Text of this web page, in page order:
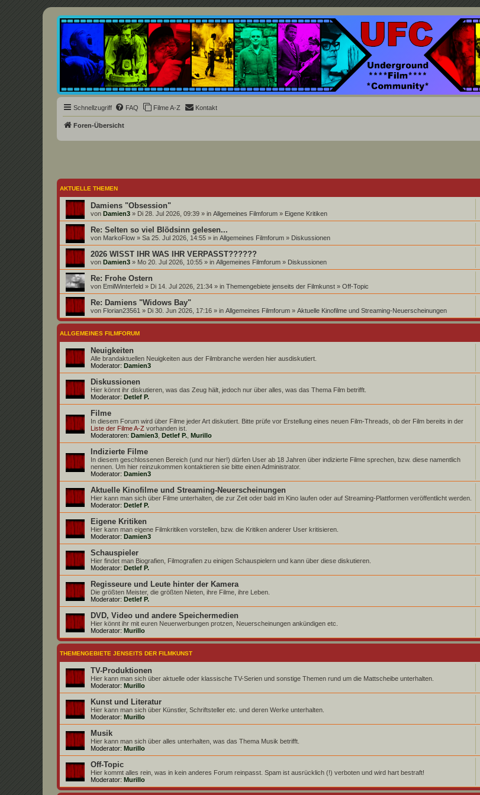
Underground Film Community
Die Underground Film Community ist ein deutschsprachiges Filmforum und ein Paradies für Cineasten und Filmsüchtige jenseits des Mainstreams.
Schnellzugriff FAQ Filme A-Z Kontakt
Foren-Übersicht
AKTUELLE THEMEN
Damiens "Obsession"
von Damien3 » Di 28. Jul 2026, 09:39 » in Allgemeines Filmforum » Eigene Kritiken
Re: Selten so viel Blödsinn gelesen...
von MarkoFlow » Sa 25. Jul 2026, 14:55 » in Allgemeines Filmforum » Diskussionen
2026 WISST IHR WAS IHR VERPASST??????
von Damien3 » Mo 20. Jul 2026, 10:55 » in Allgemeines Filmforum » Diskussionen
Re: Frohe Ostern
von EmilWinterfeld » Di 14. Jul 2026, 21:34 » in Themengebiete jenseits der Filmkunst » Off-Topic
Re: Damiens "Widows Bay"
von Florian23561 » Di 30. Jun 2026, 17:16 » in Allgemeines Filmforum » Aktuelle Kinofilme und Streaming-Neuerscheinungen
ALLGEMEINES FILMFORUM
Neuigkeiten
Alle brandaktuellen Neuigkeiten aus der Filmbranche werden hier ausdiskutiert.
Moderator: Damien3
Diskussionen
Hier könnt ihr diskutieren, was das Zeug hält, jedoch nur über alles, was das Thema Film betrifft.
Moderator: Detlef P.
Filme
In diesem Forum wird über Filme jeder Art diskutiert. Bitte prüfe vor Erstellung eines neuen Film-Threads, ob der Film bereits in der
Liste der Filme A-Z vorhanden ist.
Moderatoren: Damien3 Detlef P. Murillo
Indizierte Filme
In diesem geschlossenen Bereich (und nur hier!) dürfen User ab 18 Jahren über indizierte Filme sprechen, bzw. diese namentlich
nennen. Um hier reinzukommen kontaktieren sie bitte einen Administrator.
Moderator: Damien3
Aktuelle Kinofilme und Streaming-Neuerscheinungen
Hier kann man sich über Filme unterhalten, die zur Zeit oder bald im Kino laufen oder auf Streaming-Plattformen veröffentlicht werden.
Moderator: Detlef P.
Eigene Kritiken
Hier kann man eigene Filmkritiken vorstellen, bzw. die Kritiken anderer User kritisieren.
Moderator: Damien3
Schauspieler
Hier findet man Biografien, Filmografien zu einigen Schauspielern und kann über diese diskutieren.
Moderator: Detlef P.
Regisseure und Leute hinter der Kamera
Die größten Meister, die größten Nieten, ihre Filme, ihre Leben.
Moderator: Detlef P.
DVD, Video und andere Speichermedien
Hier könnt ihr mit euren Neuerwerbungen protzen, Neuerscheinungen ankündigen etc.
Moderator: Murillo
THEMENGEBIETE JENSEITS DER FILMKUNST
TV-Produktionen
Hier kann man sich über aktuelle oder klassische TV-Serien und sonstige Themen rund um die Mattscheibe unterhalten.
Moderator: Murillo
Kunst und Literatur
Hier kann man sich über Künstler, Schriftsteller etc. und deren Werke unterhalten.
Moderator: Murillo
Musik
Hier kann man sich über alles unterhalten, was das Thema Musik betrifft.
Moderator: Murillo
Off-Topic
Hier kommt alles rein, was in kein anderes Forum reinpasst. Spam ist ausrücklich (!) verboten und wird hart bestraft!
Moderator: Murillo